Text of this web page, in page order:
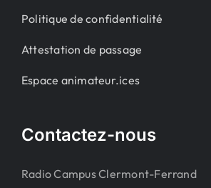
Politique de confidentialité
Attestation de passage
Espace animateur.ices
Contactez-nous
Radio Campus Clermont-Ferrand